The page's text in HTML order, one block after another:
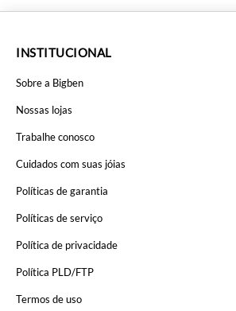
INSTITUCIONAL
Sobre a Bigben
Nossas lojas
Trabalhe conosco
Cuidados com suas jóias
Políticas de garantia
Políticas de serviço
Política de privacidade
Política PLD/FTP
Termos de uso